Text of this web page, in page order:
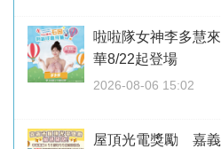
啦啦隊女神李多慧
華8/22起登場
2026-08-06 15:02
屋頂光電獎勵 嘉